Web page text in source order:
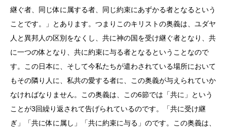
継ぐ者、同じ体に属する者、同じ約束にあずかる者となるという
ことです。」とあります。つまりこのキリストの奥義は、ユダヤ
人と異邦人の区別をなくし、共に神の国を受け継ぐ者となり、共
に一つの体となり、共に約束に与る者となるということなので
す。この日本に、そして今私たちが遣わされている場所において
もその隣り人に、私共の愛する者に、この奥義が与えられていか
なければなりません。この奥義は、この6節では「共に」という
ことが3回繰り返されて告げられているのです。「共に受け継
ぎ」「共に体に属し」「共に約束に与る」のです。この奥義は、